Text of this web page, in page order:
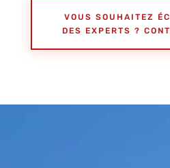
VOUS SOUHAITEZ
DES EXPERTS ?